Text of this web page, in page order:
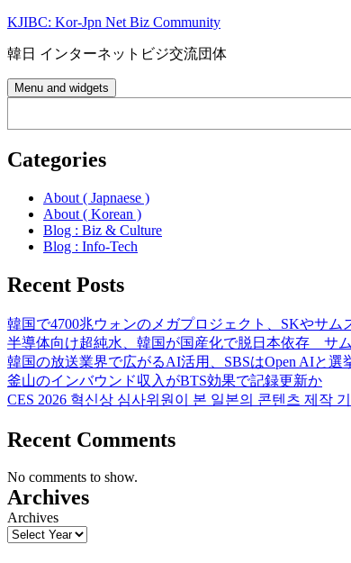
Skip
content
KJIBC: Kor-Jpn Net Biz Community
韓日 インターネットビジ交流団体
Menu and widgets
Categories
About ( Japnaese )
About ( Korean )
Blog : Biz & Culture
Blog : Info-Tech
Recent Posts
韓国で4700兆ウォンのメガプロジェクト、SKやサム
半導体向け超純水、韓国が国産化で脱日本依存 サ
韓国の放送業界で広がるAI活用、SBSはOpen AIと選
釜山のインバウンド収入がBTS効果で記録更新か
CES 2026 혁신상 심사위원이 본 일본의 콘텐츠 제작
Recent Comments
No comments to show.
Archives
Archives